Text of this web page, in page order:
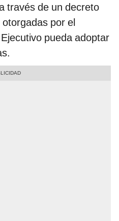
través de un decreto
por el
pueda adoptar